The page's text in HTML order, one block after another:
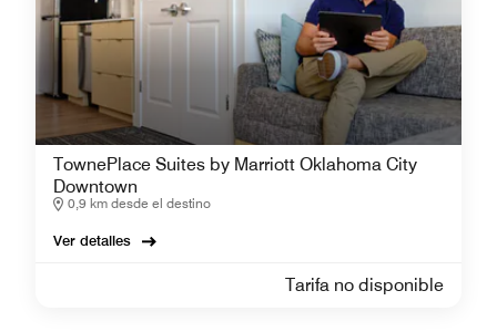
TownePlace Suites by Marriott Oklahoma City
Downtown
0,9 km desde el destino
Ver detalles
Tarifa no disponible